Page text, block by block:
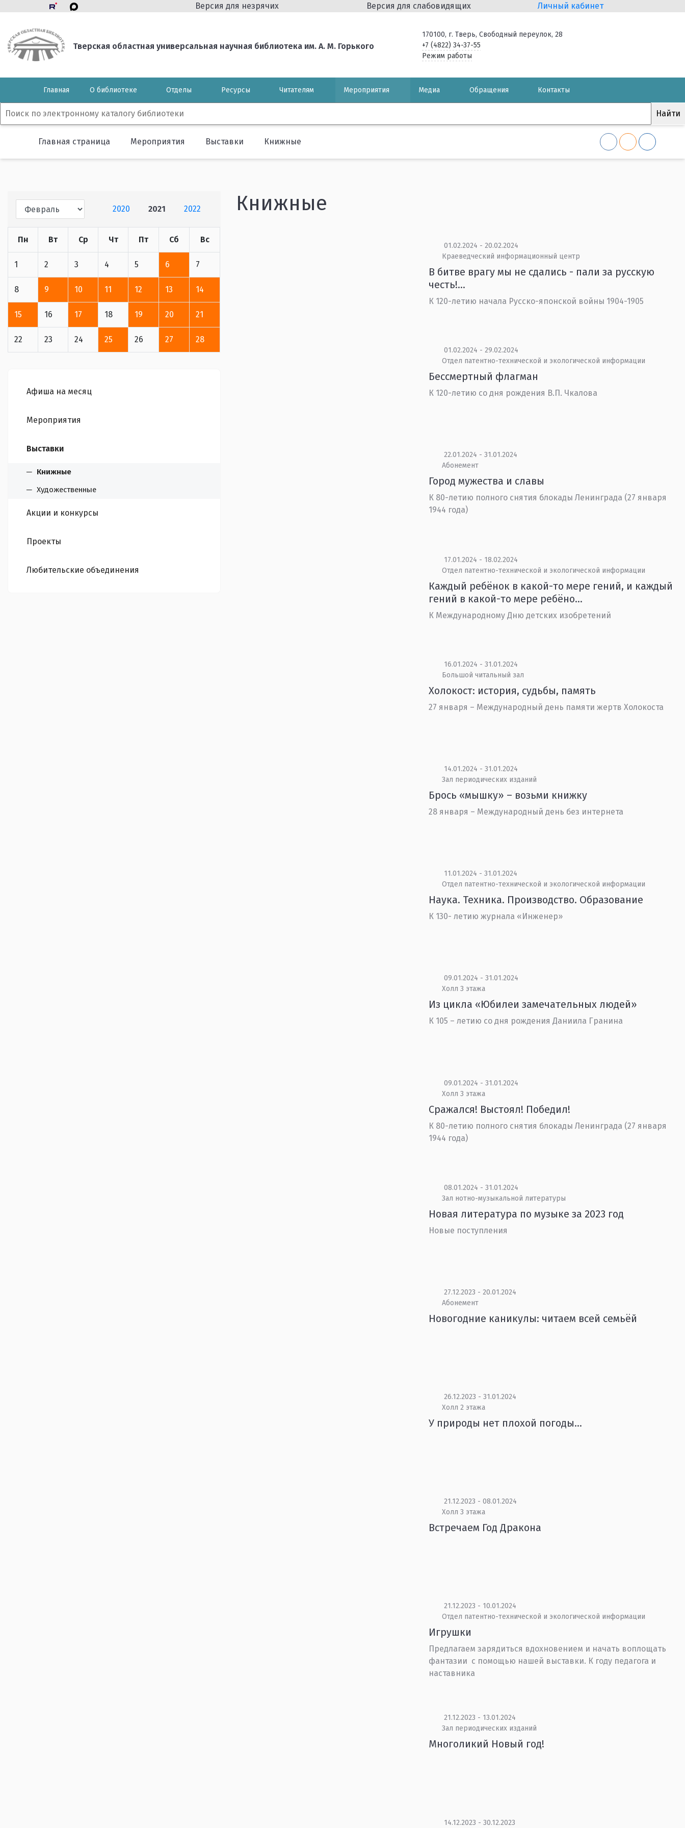
Версия для незрячих Версия для слабовидящих Личный кабинет
Тверская областная универсальная научная библиотека им. А. М. Горького
170100, г. Тверь, Свободный переулок, 28
+7 (4822) 34-37-55
Режим работы
Главная О библиотеке Отделы Ресурсы Читателям Мероприятия Медиа Обращения Контакты
Главная страница Мероприятия Выставки Книжные
2020 2021 2022
Пн Вт Ср Чт Пт Сб Вс
1 2 3 4 5 6 7
8 9 10 11 12 13 14
15 16 17 18 19 20 21
22 23 24 25 26 27 28
Афиша на месяц
Мероприятия
Выставки
Книжные
Художественные
Акции и конкурсы
Проекты
Любительские объединения
Книжные
01.02.2024 - 20.02.2024
Краеведческий информационный центр
В битве врагу мы не сдались - пали за русскую
честь!...
К 120-летию начала Русско-японской войны 1904-1905
01.02.2024 - 29.02.2024
Отдел патентно-технической и экологической информации
Бессмертный флагман
К 120-летию со дня рождения В.П. Чкалова
22.01.2024 - 31.01.2024
Абонемент
Город мужества и славы
К 80-летию полного снятия блокады Ленинграда (27 января
1944 года)
17.01.2024 - 18.02.2024
Отдел патентно-технической и экологической информации
Каждый ребёнок в какой-то мере гений, и каждый
гений в какой-то мере ребёно...
К Международному Дню детских изобретений
16.01.2024 - 31.01.2024
Большой читальный зал
Холокост: история, судьбы, память
27 января – Международный день памяти жертв Холокоста
14.01.2024 - 31.01.2024
Зал периодических изданий
Брось «мышку» – возьми книжку
28 января – Международный день без интернета
11.01.2024 - 31.01.2024
Отдел патентно-технической и экологической информации
Наука. Техника. Производство. Образование
К 130- летию журнала «Инженер»
09.01.2024 - 31.01.2024
Холл 3 этажа
Из цикла «Юбилеи замечательных людей»
К 105 – летию со дня рождения Даниила Гранина
09.01.2024 - 31.01.2024
Холл 3 этажа
Сражался! Выстоял! Победил!
К 80-летию полного снятия блокады Ленинграда (27 января
1944 года)
08.01.2024 - 31.01.2024
Зал нотно-музыкальной литературы
Новая литература по музыке за 2023 год
Новые поступления
27.12.2023 - 20.01.2024
Абонемент
Новогодние каникулы: читаем всей семьёй
26.12.2023 - 31.01.2024
Холл 2 этажа
У природы нет плохой погоды…
21.12.2023 - 08.01.2024
Холл 3 этажа
Встречаем Год Дракона
21.12.2023 - 10.01.2024
Отдел патентно-технической и экологической информации
Игрушки
Предлагаем зарядиться вдохновением и начать воплощать
фантазии с помощью нашей выставки. К году педагога и
наставника
21.12.2023 - 13.01.2024
Зал периодических изданий
Многоликий Новый год!
14.12.2023 - 30.12.2023